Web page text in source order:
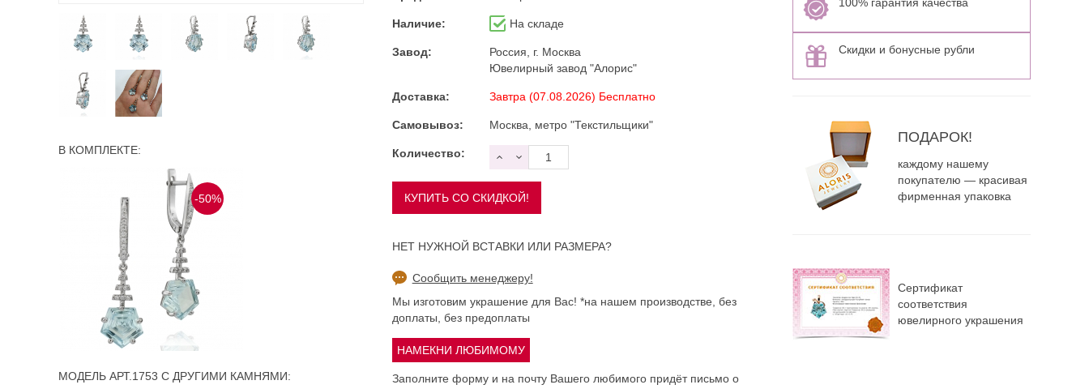
В КОМПЛЕКТЕ:
-50%
МОДЕЛЬ АРТ.1753 С ДРУГИМИ КАМНЯМИ:
Наличие: На складе
Завод:
Россия, г. Москва
Ювелирный завод "Алорис"
Доставка: Завтра (07.08.2026) Бесплатно
Самовывоз: Москва, метро "Текстильщики"
Количество:
НЕТ НУЖНОЙ ВСТАВКИ ИЛИ РАЗМЕРА?
Сообщить менеджеру!
Мы изготовим украшение для Вас! *на нашем производстве, без
доплаты, без предоплаты
Заполните форму и на почту Вашего любимого придёт письмо о
Скидки и бонусные рубли
ПОДАРОК!
каждому нашему
покупателю — красивая
фирменная упаковка
Сертификат
соответствия
ювелирного украшения